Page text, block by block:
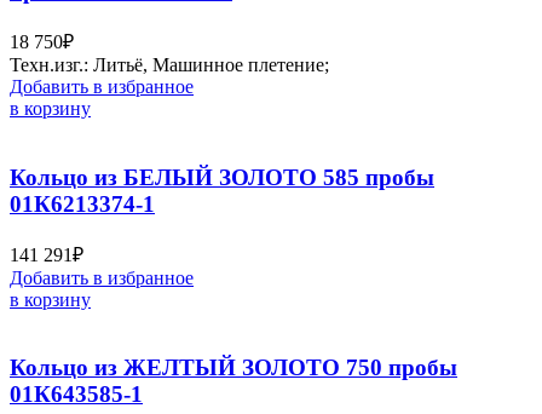
18 750₽
Техн.изг.: Литьё, Машинное плетение;
Добавить в избранное
в корзину
Кольцо из БЕЛЫЙ ЗОЛОТО 585 пробы
01К6213374-1
141 291₽
Добавить в избранное
в корзину
Кольцо из ЖЕЛТЫЙ ЗОЛОТО 750 пробы
01К643585-1